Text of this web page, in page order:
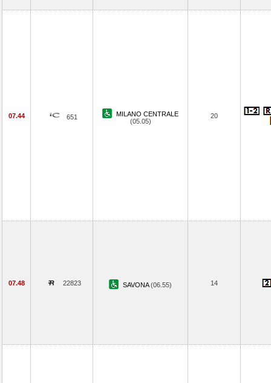
07.44 651
MILANO CENTRALE
(05.05)
20
07.48 22823 SAVONA(06.55) 14